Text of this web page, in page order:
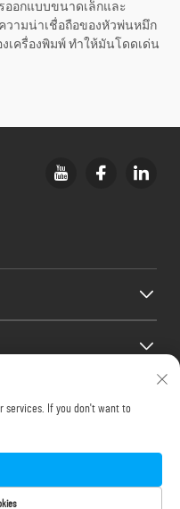
ออกแบบขนาดเล็กและ
วามน่าเชื่อถือของหัวพ่นหมึก
เครื่องพิมพ์ ทำให้มันโดดเด่น
2 แขวงจีเหมย เมืองเซียะ
services. If you don't want to